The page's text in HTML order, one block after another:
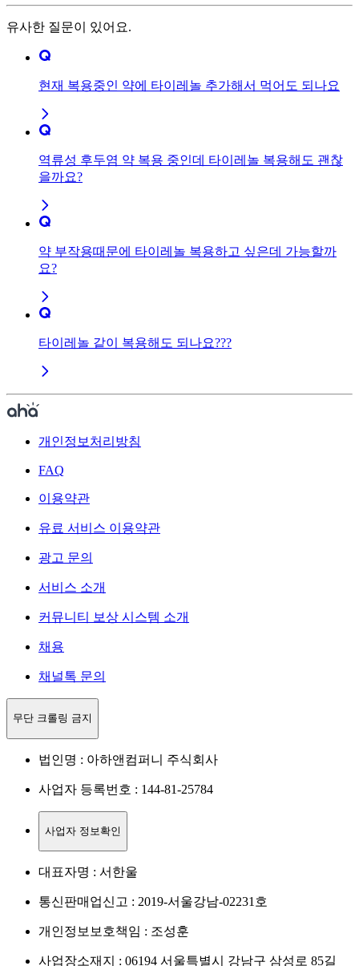
유사한 질문이 있어요.
현재 복용중인 약에 타이레놀 추가해서 먹어도 되나요
역류성 후두염 약 복용 중인데 타이레놀 복용해도 괜찮
을까요?
약 부작용때문에 타이레놀 복용하고 싶은데 가능할까
요?
타이레놀 같이 복용해도 되나요???
개인정보처리방침
FAQ
이용약관
유료 서비스 이용약관
광고 문의
서비스 소개
커뮤니티 보상 시스템 소개
채용
채널톡 문의
무단 크롤링 금지
법인명 : 아하앤컴퍼니 주식회사
사업자 등록번호 : 144-81-25784
사업자 정보확인
대표자명 : 서한울
통신판매업신고 : 2019-서울강남-02231호
개인정보보호책임 : 조성훈
사업장소재지 : 06194 서울특별시 강남구 삼성로 85길